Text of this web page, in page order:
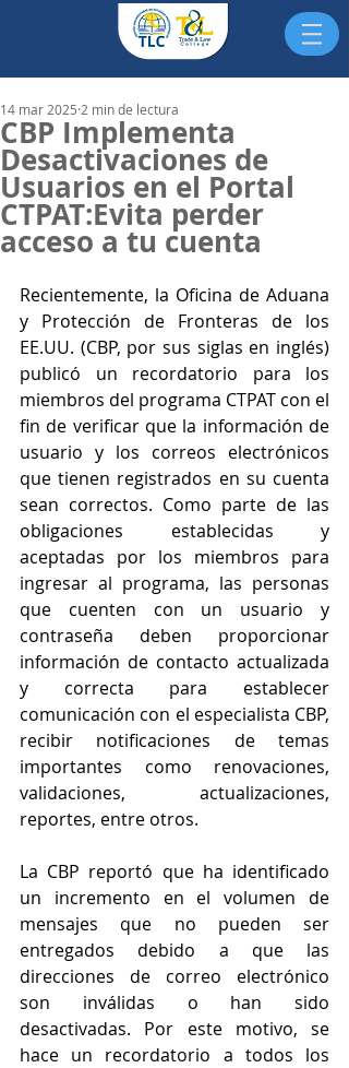
CBP Implementa
Desactivaciones de
Usuarios en el Portal
CTPAT:Evita perder
acceso a tu cuenta
14 mar 2025 2 min de lectura
Recientemente, la Oficina de Aduana
y Protección de Fronteras de los
EE.UU. (CBP, por sus siglas en inglés)
publicó un recordatorio para los
miembros del programa CTPAT con el
fin de verificar que la información de
usuario y los correos electrónicos
que tienen registrados en su cuenta
sean correctos. Como parte de las
obligaciones establecidas y
aceptadas por los miembros para
ingresar al programa, las personas
que cuenten con un usuario y
contraseña deben proporcionar
información de contacto actualizada
y correcta para establecer
comunicación con el especialista CBP,
recibir notificaciones de temas
importantes como renovaciones,
validaciones, actualizaciones,
reportes, entre otros.
La CBP reportó que ha identificado
un incremento en el volumen de
mensajes que no pueden ser
entregados debido a que las
direcciones de correo electrónico
son inválidas o han sido
desactivadas. Por este motivo, se
hace un recordatorio a todos los